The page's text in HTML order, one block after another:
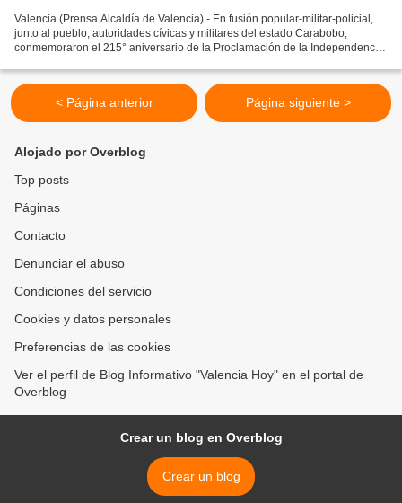
Valencia (Prensa Alcaldía de Valencia).- En fusión popular-militar-policial,
junto al pueblo, autoridades cívicas y militares del estado Carabobo,
conmemoraron el 215° aniversario de la Proclamación de la Independencia
< Página anterior Página siguiente >
Alojado por Overblog
Top posts
Páginas
Contacto
Denunciar el abuso
Condiciones del servicio
Cookies y datos personales
Preferencias de las cookies
Ver el perfil de Blog Informativo "Valencia Hoy" en el portal de
Overblog
Crear un blog en Overblog
Crear un blog